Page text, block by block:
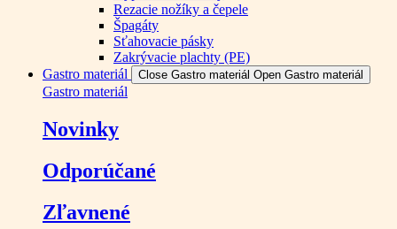
Rezacie nožíky a čepele
Špagáty
Sťahovacie pásky
Zakrývacie plachty (PE)
Gastro materiál
Close Gastro materiál Open Gastro materiál
Gastro materiál
Novinky
Odporúčané
Zľavnené